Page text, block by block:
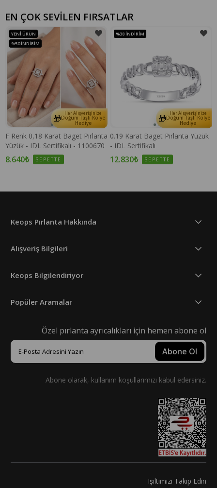
EN ÇOK SEVİLEN FIRSATLAR
🎁 Her Alışverişinize
Doğum Taşlı Kolye
Hediye
F Renk 0,18 Karat Baget Pırlanta
Yüzük - IDL Sertifikalı - 1100670
8.640₺ SEPETTE
YENI ÜRÜN
%50 İNDIRIM
🎁 Her Alışverişinize
Doğum Taşlı Kolye
Hediye
0.19 Karat Baget Pırlanta Yüzük
- IDL Sertifikalı
12.830₺ SEPETTE
%38 İNDIRIM
Keops Pırlanta Hakkında
Alışveriş Bilgileri
Keops Bilgilendiriyor
Popüler Aramalar
Özel pırlanta ayrıcalıkları için hemen abone ol
Abone Ol
Abone olarak, kullanım koşullarımızı kabul edersiniz.
Işıltımızı Takip Edin